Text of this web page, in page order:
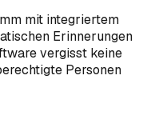
mit integriertem
Erinnerungen
vergisst keine
Personen